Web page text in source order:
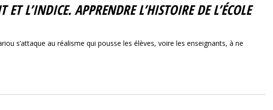
ET L’INDICE. APPRENDRE L’HISTOIRE DE L’ÉCOLE
s’attaque au réalisme qui pousse les élèves, voire les enseignants, à ne